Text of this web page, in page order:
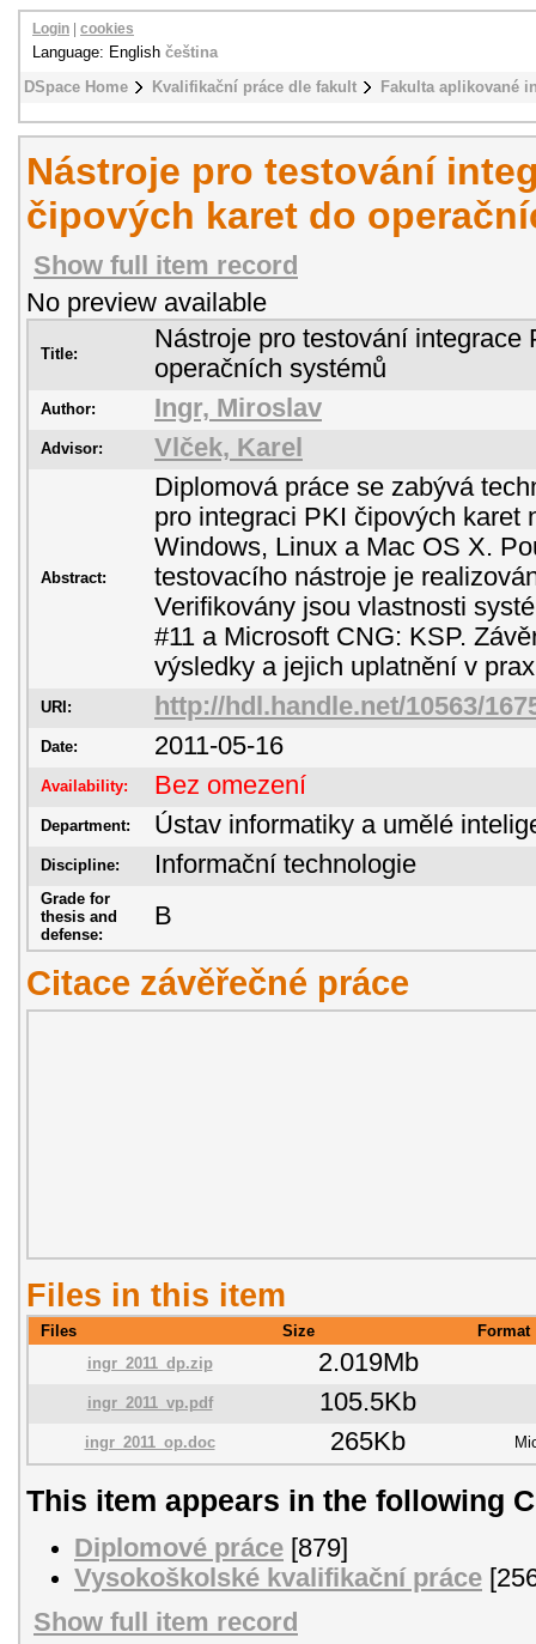
DSpace Home Kvalifikační práce dle fakult Fakulta aplikované
Login cookies
Language: English čeština
Nástroje pro testování
čipových karet do
Show full item record
No preview available
Title:
Nástroje pro testování integrace
operačních systémů
Author: Ingr, Miroslav
Advisor: Vlček, Karel
Abstract:
Diplomová práce se zabývá
pro integraci PKI čipových karet
Windows, Linux a Mac OS X.
testovacího nástroje je
Verifikovány jsou vlastnosti
#11 a Microsoft CNG: KSP.
výsledky a jejich uplatnění v
URI: http://hdl.handle.net/10563/
Date: 2011-05-16
Availability: Bez omezení
Department: Ústav informatiky a umělé
Discipline: Informační technologie
Grade for
thesis and
defense:
B
Citace závěřečné práce
Files in this item
Files Size
Format
ingr_2011_dp.zip
2.019Mb
ingr_2011_vp.pdf 105.5Kb
ingr_2011_op.doc 265Kb
This item appears in the following
Diplomové práce [879]
Vysokoškolské kvalifikační práce
Show full item record